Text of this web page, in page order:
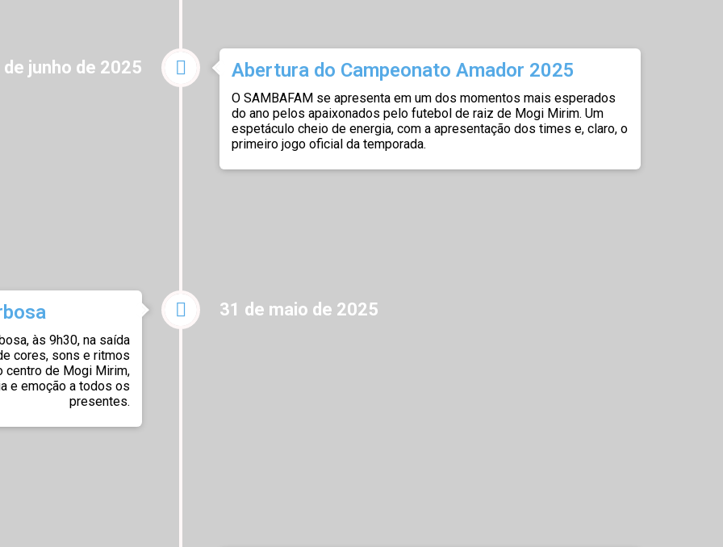
junho de 2025 Abertura do Campeonato Amador 2025
O SAMBAFAM se apresenta em um dos momentos mais esperados
do ano pelos apaixonados pelo futebol de raiz de Mogi Mirim. Um
espetáculo cheio de energia, com a apresentação dos times e, claro, o
primeiro jogo oficial da temporada.
31 de maio de 2025
às 9h30, na saída
cores, sons e ritmos
centro de Mogi Mirim,
e emoção a todos os
presentes.